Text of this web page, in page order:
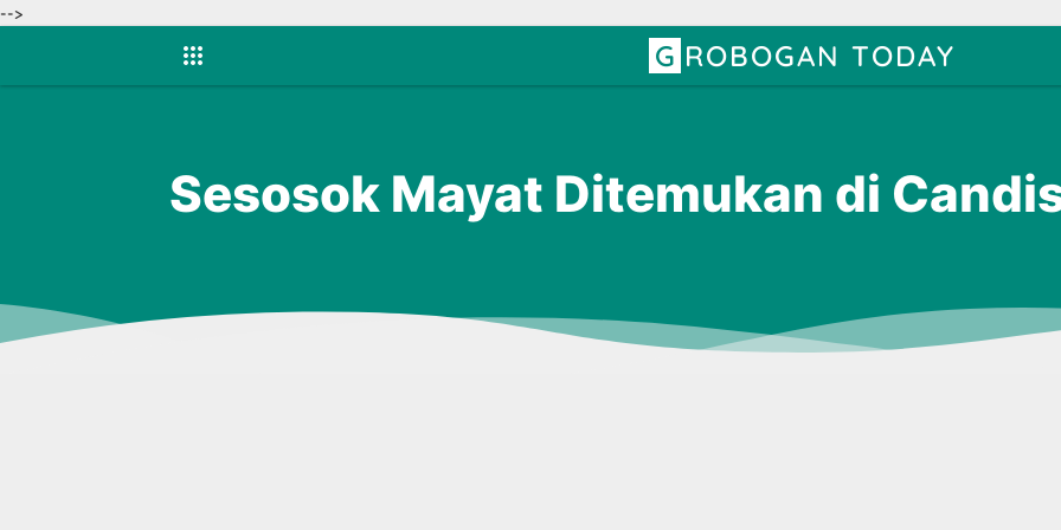
-->
GROBOGAN TODAY
Sesosok Mayat Ditemukan di